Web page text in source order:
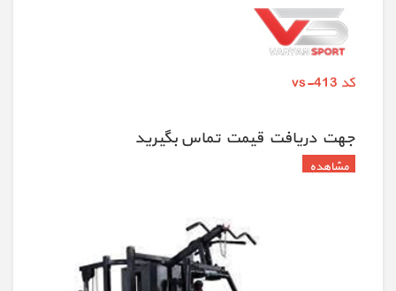
کد vs-413
جهت دريافت قيمت تماس بگيريد